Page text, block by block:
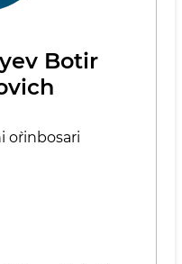
Botir
o`rinbosari